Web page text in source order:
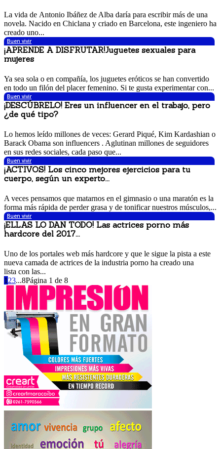
La vida de Antonio Ibáñez de Alba daría para escribir más de una
novela. Nacido en Chiclana y criado en Barcelona, este ingeniero ha
creado uno...
Buen vivir
¡APRENDE A DISFRUTAR!Juguetes sexuales para
mujeres
Ya sea sola o en compañía, los juguetes eróticos se han convertido
en todo un filón del placer femenino. Si te gusta experimentar con...
Buen vivir
¡DESCÚBRELO! Eres un influencer en el trabajo, pero
¿de qué tipo?
Lo hemos leído millones de veces: Gerard Piqué, Kim Kardashian o
Barack Obama son influencers . Aglutinan millones de seguidores
en sus redes sociales, cada paso que...
Buen vivir
¡ACTIVOS! Los cinco mejores ejercicios para tu
cuerpo, según un experto...
A veces pensamos que matarnos en el gimnasio o una maratón es la
forma más rápida de perder grasa y de tonificar nuestros músculos,...
Buen vivir
¡ELLAS LO DAN TODO! Las actrices porno más
hardcore del 2017...
Uno de los portales web más hardcore y que le sigue la pista a este
nueva camada de actrices de la industria porno ha creado una
lista con las...
1 23...8Página 1 de 8